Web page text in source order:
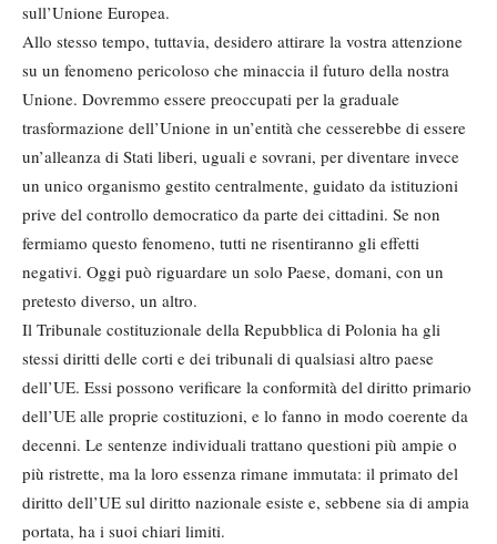
sull’Unione Europea.
Allo stesso tempo, tuttavia, desidero attirare la vostra attenzione
su un fenomeno pericoloso che minaccia il futuro della nostra
Unione. Dovremmo essere preoccupati per la graduale
trasformazione dell’Unione in un’entità che cesserebbe di essere
un’alleanza di Stati liberi, uguali e sovrani, per diventare invece
un unico organismo gestito centralmente, guidato da istituzioni
prive del controllo democratico da parte dei cittadini. Se non
fermiamo questo fenomeno, tutti ne risentiranno gli effetti
negativi. Oggi può riguardare un solo Paese, domani, con un
pretesto diverso, un altro.
Il Tribunale costituzionale della Repubblica di Polonia ha gli
stessi diritti delle corti e dei tribunali di qualsiasi altro paese
dell’UE. Essi possono verificare la conformità del diritto primario
dell’UE alle proprie costituzioni, e lo fanno in modo coerente da
decenni. Le sentenze individuali trattano questioni più ampie o
più ristrette, ma la loro essenza rimane immutata: il primato del
diritto dell’UE sul diritto nazionale esiste e, sebbene sia di ampia
portata, ha i suoi chiari limiti.